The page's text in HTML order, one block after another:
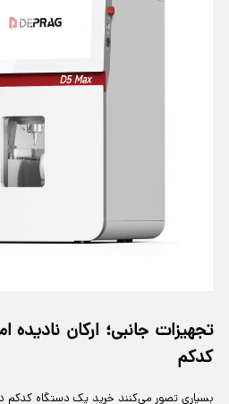
تجهیزات جانبی؛ ارکان
کدکم
بسیاری تصور می‌کنند خرید یک دستگاه کدکم